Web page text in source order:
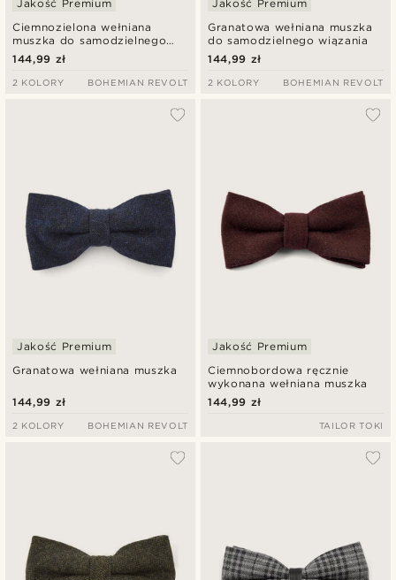
Ciemnozielona wełniana
muszka do samodzielnego
wiązaia
Jakość Premium
144,99 zł
2 KOLORY BOHEMIAN REVOLT
Granatowa wełniana muszka
do samodzielnego wiązania
Jakość Premium
144,99 zł
2 KOLORY BOHEMIAN REVOLT
Granatowa wełniana muszka
Jakość Premium
144,99 zł
2 KOLORY BOHEMIAN REVOLT
Ciemnobordowa ręcznie
wykonana wełniana muszka
Jakość Premium
144,99 zł
TAILOR TOKI